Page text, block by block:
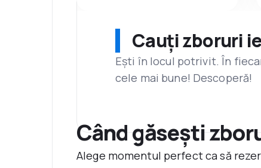
Cauți zboruri
Ești în locul potrivit. În
cele mai bune! Descoperă!
Când găsești
Alege momentul perfect ca să